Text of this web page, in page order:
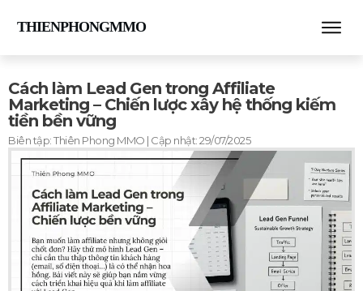
THIENPHONGMMO
Cách làm Lead Gen trong Affiliate
Marketing – Chiến lược xây hệ thống kiếm
tiền bền vững
Biên tập:Thiên Phong MMO | Cập nhật:29/07/2025